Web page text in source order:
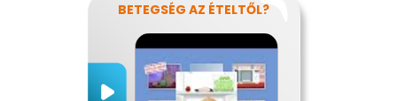
BETEGSÉG AZ ÉTELTŐL?